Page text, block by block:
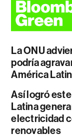
La ONU
podría
América
Así logró
Latina
electricidad
renovables